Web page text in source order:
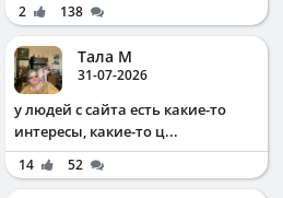
2 138
Тала М
31-07-2026
у людей с сайта есть какие-то
интересы, какие-то ц...
14 52